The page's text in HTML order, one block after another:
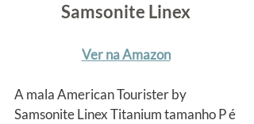
Samsonite Linex
Ver na Amazon
A mala American Tourister by
Samsonite Linex Titanium tamanho P é